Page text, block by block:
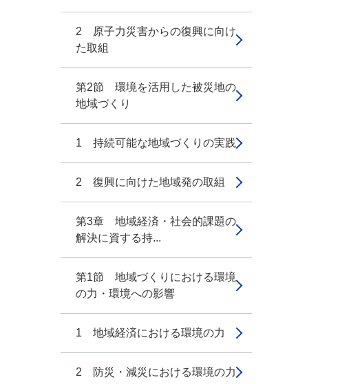
2 原子力災害からの復興に向け
た取組
第2節 環境を活用した被災地の
地域づくり
1 持続可能な地域づくりの実践
2 復興に向けた地域発の取組
第3章 地域経済・社会的課題の
解決に資する持...
第1節 地域づくりにおける環境
の力・環境への影響
1 地域経済における環境の力
2 防災・減災における環境の力